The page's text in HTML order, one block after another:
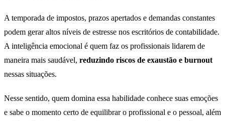
A temporada de impostos, prazos apertados e demandas constantes
podem gerar altos níveis de estresse nos escritórios de contabilidade.
A inteligência emocional é quem faz os profissionais lidarem de
maneira mais saudável, reduzindo riscos de exaustão e burnout
nessas situações.
Nesse sentido, quem domina essa habilidade conhece suas emoções
e sabe o momento certo de equilibrar o profissional e o pessoal, além